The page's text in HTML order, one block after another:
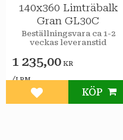
140x360 Limträbalk
Gran GL30C
Beställningsvara ca 1-2
veckas leveranstid
1 235,00 KR
/LPM
Lägg till i favoriter
KÖP